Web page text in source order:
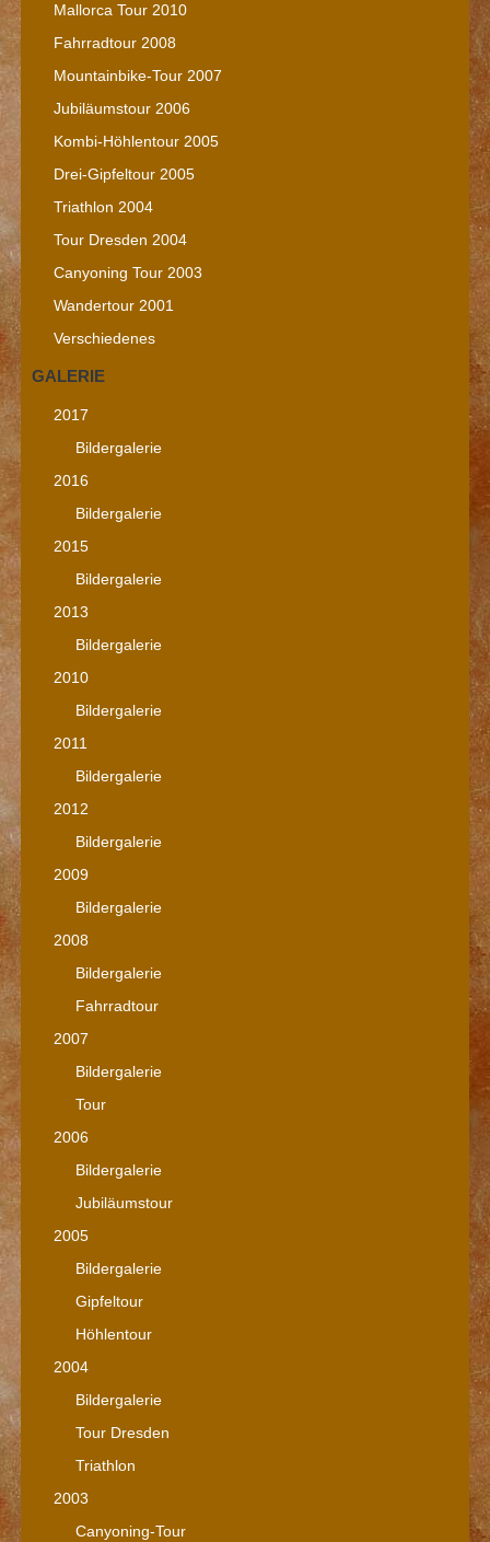
Mallorca Tour 2010
Fahrradtour 2008
Mountainbike-Tour 2007
Jubiläumstour 2006
Kombi-Höhlentour 2005
Drei-Gipfeltour 2005
Triathlon 2004
Tour Dresden 2004
Canyoning Tour 2003
Wandertour 2001
Verschiedenes
GALERIE
2017
Bildergalerie
2016
Bildergalerie
2015
Bildergalerie
2013
Bildergalerie
2010
Bildergalerie
2011
Bildergalerie
2012
Bildergalerie
2009
Bildergalerie
2008
Bildergalerie
Fahrradtour
2007
Bildergalerie
Tour
2006
Bildergalerie
Jubiläumstour
2005
Bildergalerie
Gipfeltour
Höhlentour
2004
Bildergalerie
Tour Dresden
Triathlon
2003
Canyoning-Tour